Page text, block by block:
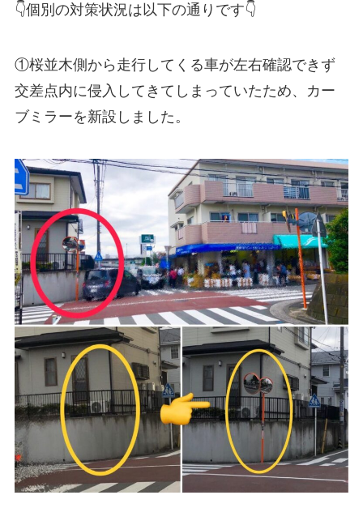
👇個別の対策状況は以下の通りです👇
①桜並木側から走行してくる車が左右確認できず
交差点内に侵入してきてしまっていたため、カー
ブミラーを新設しました。